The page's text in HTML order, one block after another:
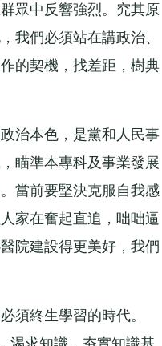
眾中反響強烈。究其原
我們必須站在講政治、
的契機，找差距，樹典
治本色，是黨和人民事
瞄準本專科及事業發展
當前要堅決克服自我感
家在奮起直追，咄咄逼
院建設得更美好，我們
終生學習的時代。